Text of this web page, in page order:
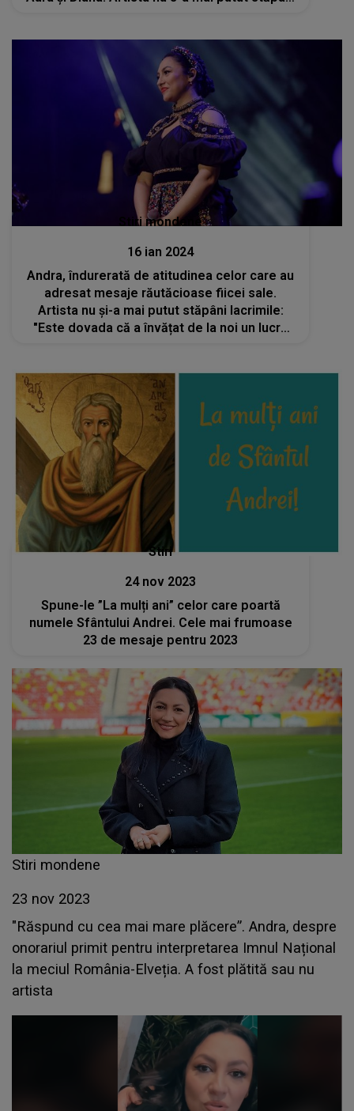
Stiri mondene
16 ian 2024
Andra, îndurerată de atitudinea celor care au
adresat mesaje răutăcioase fiicei sale.
Artista nu și-a mai putut stăpâni lacrimile:
"Este dovada că a învățat de la noi un lucru
Stiri
24 nov 2023
Spune-le ”La mulți ani” celor care poartă
numele Sfântului Andrei. Cele mai frumoase
23 de mesaje pentru 2023
Stiri mondene
23 nov 2023
"Răspund cu cea mai mare plăcere”. Andra, despre
onorariul primit pentru interpretarea Imnul Național
la meciul România-Elveția. A fost plătită sau nu
artista